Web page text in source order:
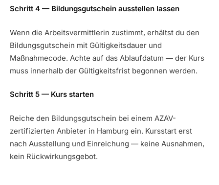
Schritt 4 — Bildungsgutschein ausstellen lassen
Wenn die Arbeitsvermittlerin zustimmt, erhältst du den
Bildungsgutschein mit Gültigkeitsdauer und
Maßnahmecode. Achte auf das Ablaufdatum — der Kurs
muss innerhalb der Gültigkeitsfrist begonnen werden.
Schritt 5 — Kurs starten
Reiche den Bildungsgutschein bei einem AZAV-
zertifizierten Anbieter in Hamburg ein. Kursstart erst
nach Ausstellung und Einreichung — keine Ausnahmen,
kein Rückwirkungsgebot.